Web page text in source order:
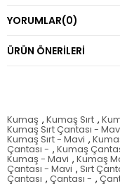
YORUMLAR(0)
ÜRÜN ÖNERILERI
Kumaş , Kumaş Sırt ,
Kumaş Sırt Çantası -
Kumaş Sırt - Mavi ,
Çantası - , Kumaş
Kumaş - Mavi , Kumaş
Çantası - Mavi , Sırt
Çantası , Çantası - ,